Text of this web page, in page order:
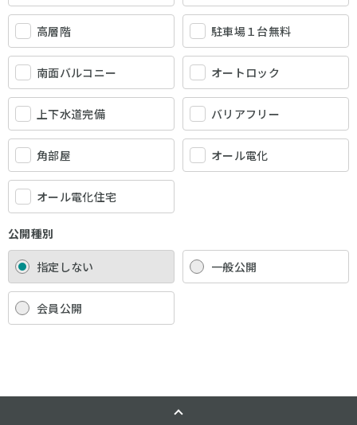
高層階 駐車場１台無料
南面バルコニー オートロック
上下水道完備 バリアフリー
角部屋 オール電化
オール電化住宅
公開種別
指定しない 一般公開
会員公開